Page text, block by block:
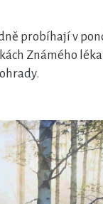
probíhají v
Známého